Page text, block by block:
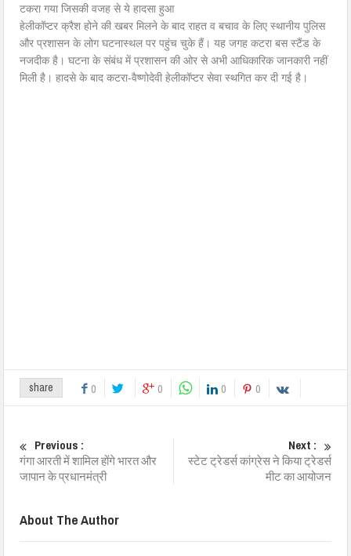
टकरा गया जिसकी वजह से ये हादसा हुआ
हेलीकॉप्टर क्रैश होने की खबर मिलने के बाद राहत व बचाव के लिए स्थानीय पुलिस
और प्रशासन के लोग घटनास्थल पर पहुंच चुके हैं। यह जगह कटरा बस स्‍टैंड के
नजदीक है। घटना के संबंध में प्रशासन की ओर से अभी आधिकारिक जानकारी नहीं
मिली है। हादसे के बाद कटरा-वैष्णोदेवी हेलीकॉप्टर सेवा स्थगित कर दी गई है।
share 0 0 0 0
Previous :
गंगा आरती में शामिल होंगे भारत और
जापान के प्रधानमंत्री
Next :
स्टेट ट्रेडर्स कांग्रेस ने किया ट्रेडर्स
मीट का आयोजन
About The Author